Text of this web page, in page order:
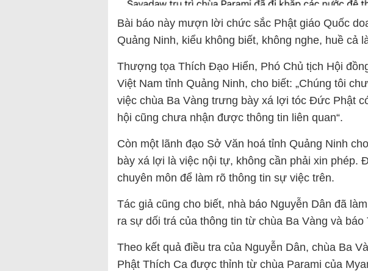
Bài báo này mượn lời chức sắc Phật giáo Quốc
Quảng Ninh, kiểu không biết, không nghe, huề cả
Thượng tọa Thích Đạo Hiển, Phó Chủ tịch Hội
Việt Nam tỉnh Quảng Ninh, cho biết: „Chúng tôi
việc chùa Ba Vàng trưng bày xá lợi tóc Đức Phật
hội cũng chưa nhận được thông tin liên quan“.
Còn một lãnh đạo Sở Văn hoá tỉnh Quảng Ninh
bày xá lợi là việc nội tự, không cần phải xin phép.
chuyên môn để làm rõ thông tin sự việc trên.
Tác giả cũng cho biết, nhà báo Nguyễn Dân đã
ra sự dối trá của thông tin từ chùa Ba Vàng và báo
Theo kết quả điều tra của Nguyễn Dân, chùa Ba
Phật Thích Ca được thỉnh từ chùa Parami của